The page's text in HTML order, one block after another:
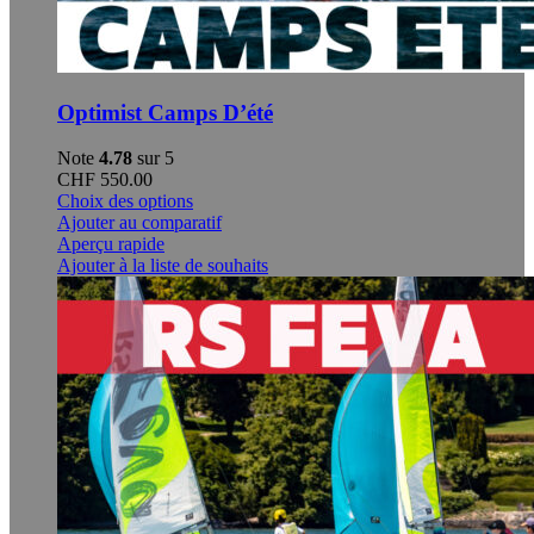
Optimist Camps D’été
Note 4.78 sur 5
CHF 550.00
Choix des optionsCe
produit
plusieurs
variations.
Les
options
peuvent
être
choisies
sur
la
page
du
produit
Ajouter au comparatif
Aperçu rapide
Ajouter à la liste de souhaits